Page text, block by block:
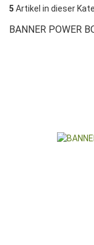
5 Artikel in dieser
BANNER POWER